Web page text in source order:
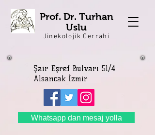
Prof. Dr. Turhan
Uslu
Jinekolojik Cerrahi
Şair Eşref Bulvarı 51/4
Alsancak İzmir
Whatsapp dan mesaj yolla